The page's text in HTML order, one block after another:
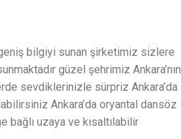
bilgiyi sunan şirketimiz sizlere
güzel şehrimiz Ankara’nın
sevdiklerinizle sürpriz Ankara’da
Ankara’da oryantal dansöz
bağlı uzaya ve kısaltılabilir